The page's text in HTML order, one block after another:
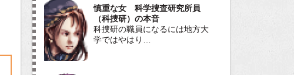
慎重な女 科学捜査研究所員
（科捜研）の本音
科捜研の職員になるには地方大
学ではやはり…